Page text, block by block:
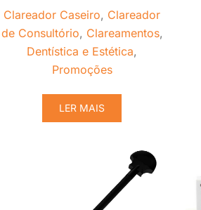
Clareador Caseiro, Clareador
de Consultório, Clareamentos,
Dentística e Estética,
Promoções
LER MAIS